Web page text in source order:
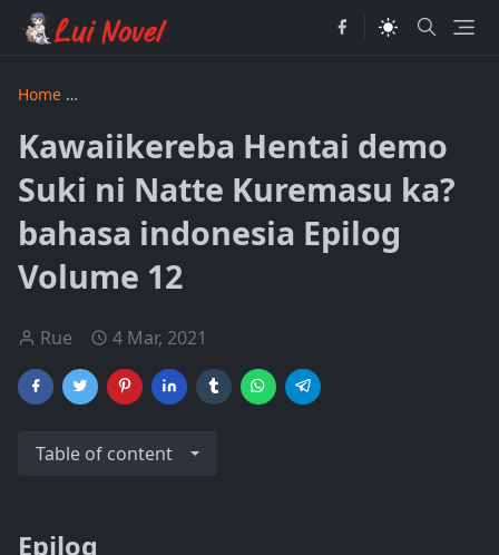
Home
Kawaiikereba Hentai demo
Suki ni Natte Kuremasu ka?
bahasa indonesia Epilog
Volume 12
Rue 4 Mar, 2021
Table of content
Epilog